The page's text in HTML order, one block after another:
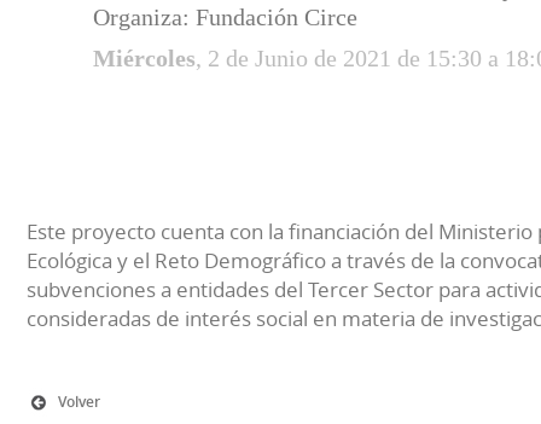
Organiza: Fundación Circe
Miércoles, 2 de Junio de 2021 de 15:30 a
Este proyecto cuenta con la financiación del Ministerio
Ecológica y el Reto Demográfico a través de la
subvenciones a entidades del Tercer Sector para
consideradas de interés social en materia de
Volver